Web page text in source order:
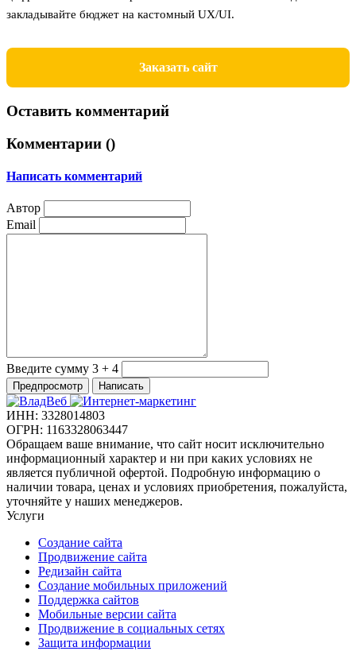
закладывайте бюджет на кастомный UX/UI.
Заказать сайт
Оставить комментарий
Комментарии ()
Написать комментарий
Автор
Email
Введите сумму 3 + 4
ИНН: 3328014803
ОГРН: 1163328063447
Обращаем ваше внимание, что сайт носит исключительно
информационный характер и ни при каких условиях не
является публичной офертой. Подробную информацию о
наличии товара, ценах и условиях приобретения, пожалуйста,
уточняйте у наших менеджеров.
Услуги
Создание сайта
Продвижение сайта
Редизайн сайта
Создание мобильных приложений
Поддержка сайтов
Мобильные версии сайта
Продвижение в социальных сетях
Защита информации